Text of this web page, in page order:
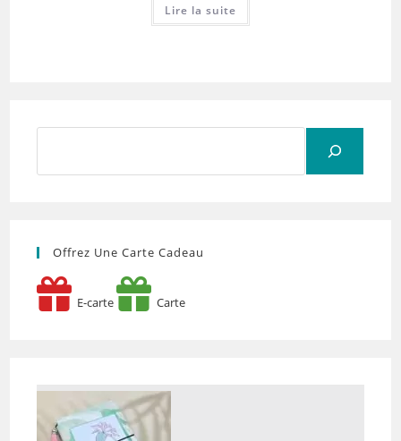
Lire la suite
Offrez Une Carte Cadeau
E-carte Carte